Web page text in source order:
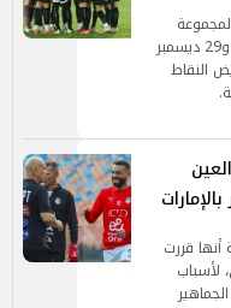
الثانية أمام جنوب أفريقيا ثم أنجولا يومي 26 و29 ديسمبر
النقاط
أنها قررت
لأسباب